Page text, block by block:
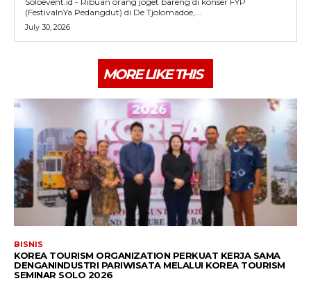
(FestivalnYa Pedangdut) di De Tjolomadoe,...
July 30, 2026
MORE LIKE THIS
BISNIS
KOREA TOURISM ORGANIZATION PERKUAT KERJA SAMA
DENGANINDUSTRI PARIWISATA MELALUI KOREA TOURISM
SEMINAR SOLO 2026